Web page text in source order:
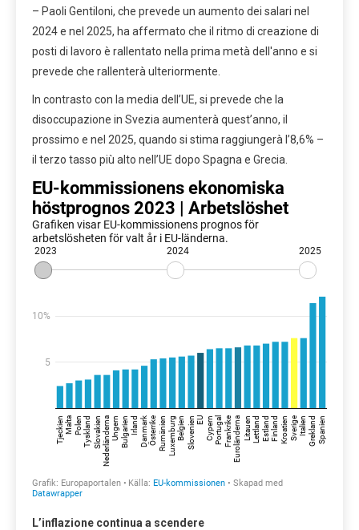
– Paoli Gentiloni, che prevede un aumento dei salari nel
2024 e nel 2025, ha affermato che il ritmo di creazione di
posti di lavoro è rallentato nella prima metà dell'anno e si
prevede che rallenterà ulteriormente.
In contrasto con la media dell’UE, si prevede che la
disoccupazione in Svezia aumenterà quest’anno, il
prossimo e nel 2025, quando si stima raggiungerà l’8,6% –
il terzo tasso più alto nell’UE dopo Spagna e Grecia.
L’inflazione continua a scendere